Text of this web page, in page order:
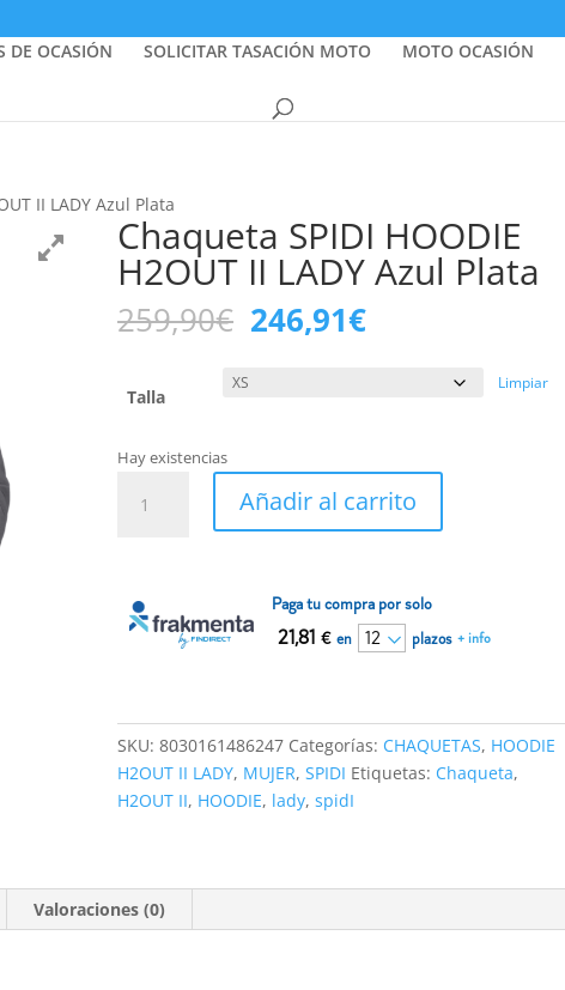
DE OCASIÓN SOLICITAR TASACIÓN MOTO MOTO OCASIÓN
II LADY Azul Plata
Chaqueta SPIDI HOODIE
H2OUT II LADY Azul Plata
259,90€ El
precio
246,91€El
Talla
Limpiar
Hay existencias
SPIDI
LADY
Añadir al carrito
Paga tu compra por solo
21,81 € en plazos + info
SKU:8030161486247 Categorías: CHAQUETAS, HOODIE
H2OUT II LADY, MUJER,SPIDI Etiquetas: Chaqueta,
H2OUT II, HOODIE, lady,spidI
Valoraciones (0)